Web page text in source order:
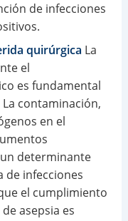
de infecciones
quirúrgica La
el
es fundamental
contaminación,
en el
determinante
de infecciones
el cumplimiento
asepsia es